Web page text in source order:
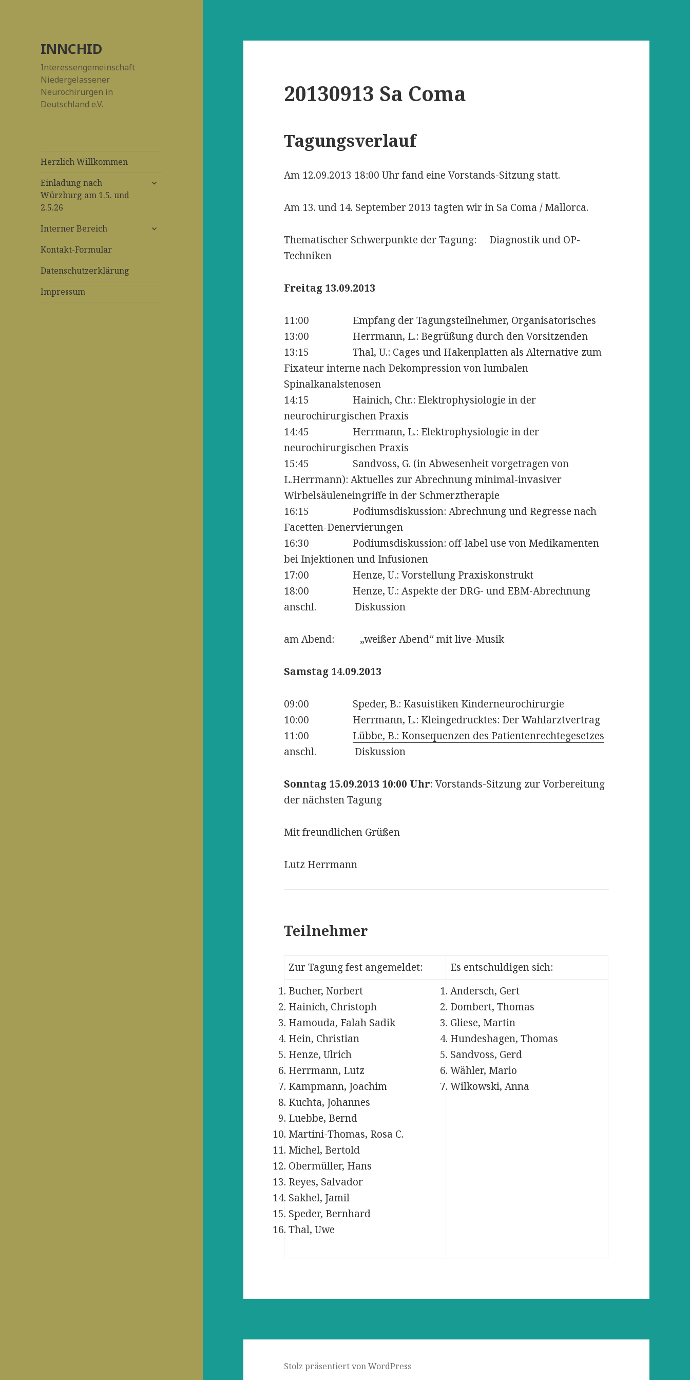
INNCHID
Interessengemeinschaft
Niedergelassener
Neurochirurgen in
Deutschland e.V.
Herzlich Willkommen
Einladung nach
Würzburg am 1.5. und
2.5.26
untermenü
Interner Bereich
untermenü
Kontakt-Formular
Datenschutzerklärung
Impressum
20130913 Sa Coma
Tagungsverlauf
Am 12.09.2013 18:00 Uhr fand eine Vorstands-Sitzung statt.
Am 13. und 14. September 2013 tagten wir in Sa Coma / Mallorca.
Thematischer Schwerpunkte der Tagung: Diagnostik und OP-
Techniken
Freitag 13.09.2013
11:00 Empfang der Tagungsteilnehmer, Organisatorisches
13:00 Herrmann, L.: Begrüßung durch den Vorsitzenden
13:15 Thal, U.: Cages und Hakenplatten als Alternative zum
Fixateur interne nach Dekompression von lumbalen
Spinalkanalstenosen
14:15 Hainich, Chr.: Elektrophysiologie in der
neurochirurgischen Praxis
14:45 Herrmann, L.: Elektrophysiologie in der
neurochirurgischen Praxis
15:45 Sandvoss, G. (in Abwesenheit vorgetragen von
L.Herrmann): Aktuelles zur Abrechnung minimal-invasiver
Wirbelsäuleneingriffe in der Schmerztherapie
16:15 Podiumsdiskussion: Abrechnung und Regresse nach
Facetten-Denervierungen
16:30 Podiumsdiskussion: off-label use von Medikamenten
bei Injektionen und Infusionen
17:00 Henze, U.: Vorstellung Praxiskonstrukt
18:00 Henze, U.: Aspekte der DRG- und EBM-Abrechnung
anschl. Diskussion
am Abend: „weißer Abend“ mit live-Musik
Samstag 14.09.2013
09:00 Speder, B.: Kasuistiken Kinderneurochirurgie
10:00 Herrmann, L.: Kleingedrucktes: Der Wahlarztvertrag
11:00 Lübbe, B.: Konsequenzen des Patientenrechtegesetzes
anschl. Diskussion
Sonntag 15.09.2013 10:00 Uhr: Vorstands-Sitzung zur Vorbereitung
der nächsten Tagung
Mit freundlichen Grüßen
Lutz Herrmann
Teilnehmer
Zur Tagung fest angemeldet:
Es entschuldigen sich:
Bucher, Norbert
Hainich, Christoph
Hamouda, Falah Sadik
Hein, Christian
Henze, Ulrich
Herrmann, Lutz
Kampmann, Joachim
Kuchta, Johannes
Luebbe, Bernd
Martini-Thomas, Rosa C.
Michel, Bertold
Obermüller, Hans
Reyes, Salvador
Sakhel, Jamil
Speder, Bernhard
Thal, Uwe
Andersch, Gert
Dombert, Thomas
Gliese, Martin
Hundeshagen, Thomas
Sandvoss, Gerd
Wähler, Mario
Wilkowski, Anna
Stolz präsentiert von WordPress